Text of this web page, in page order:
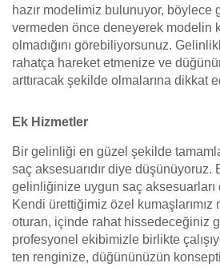
hazır modelimiz bulunuyor, böylece
vermeden önce deneyerek modelin
olmadığını görebiliyorsunuz.
rahatça hareket etmenize ve
arttıracak şekilde olmalarına dikkat
Ek Hizmetler
Bir gelinliği en güzel şekilde
saç aksesuarıdır diye
gelinliğinize uygun saç
Kendi ürettiğimiz özel
oturan, içinde rahat hissedeceğiniz
profesyonel ekibimizle birlikte
ten renginize, düğününüzün